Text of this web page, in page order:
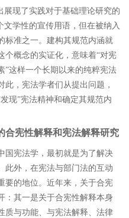
展现了实践对于基础理论研究的
文学性的宣传用语，但在被纳入
标准之一。建构其规范内涵就
个概念的实证化，意味着“对宪
”这样一个长期以来的纯粹宪法
，宪法学者们从提出问题，
发现”宪法精神和确定其规范内
合宪性解释和宪法解释研究
国宪法学，最初就是为了解决
此外，在宪法与部门法的互动
要的地位。近年来，关于合宪
：其一是关于合宪性解释本身
质与功能、与宪法解释、法律